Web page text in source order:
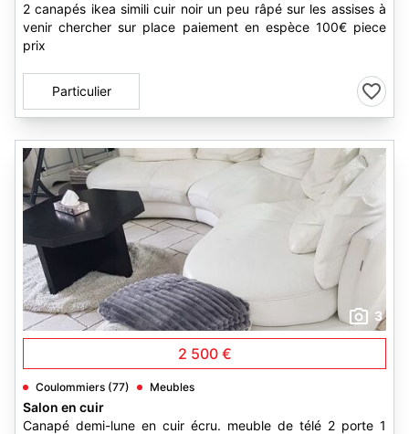
2 canapés ikea simili cuir noir un peu râpé sur les assises à
venir chercher sur place paiement en espèce 100€ piece
prix
Particulier
3
2 500 €
Coulommiers (77) Meubles
Salon en cuir
Canapé demi-lune en cuir écru. meuble de télé 2 porte 1